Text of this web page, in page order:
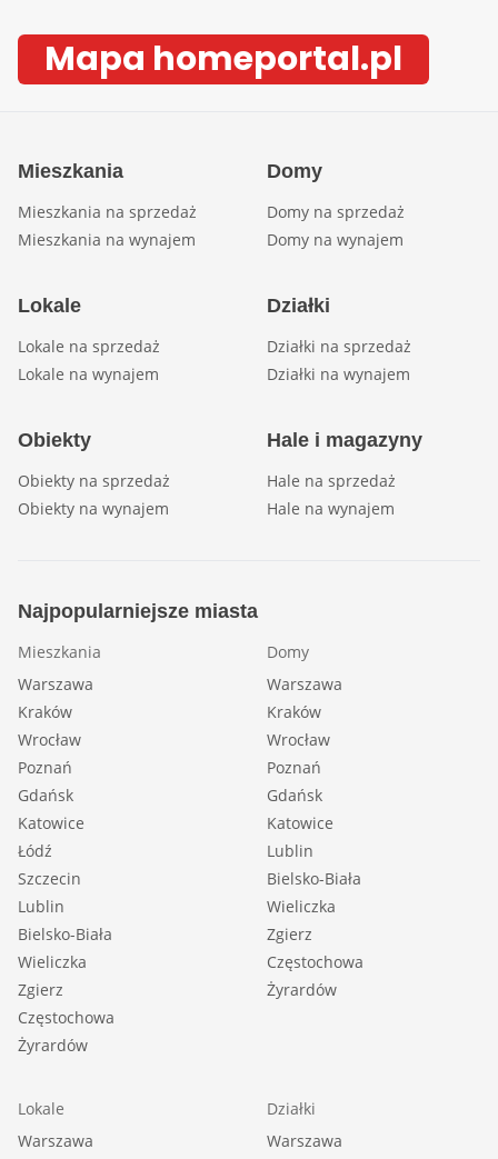
Mapa homeportal.pl
Mieszkania
Mieszkania na sprzedaż
Mieszkania na wynajem
Domy
Domy na sprzedaż
Domy na wynajem
Lokale
Lokale na sprzedaż
Lokale na wynajem
Działki
Działki na sprzedaż
Działki na wynajem
Obiekty
Obiekty na sprzedaż
Obiekty na wynajem
Hale i magazyny
Hale na sprzedaż
Hale na wynajem
Najpopularniejsze miasta
Mieszkania
Warszawa
Kraków
Wrocław
Poznań
Gdańsk
Katowice
Łódź
Szczecin
Lublin
Bielsko-Biała
Wieliczka
Zgierz
Częstochowa
Żyrardów
Domy
Warszawa
Kraków
Wrocław
Poznań
Gdańsk
Katowice
Lublin
Bielsko-Biała
Wieliczka
Zgierz
Częstochowa
Żyrardów
Lokale
Warszawa
Działki
Warszawa